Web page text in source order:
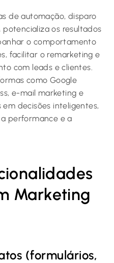
de automação, disparo
potencializa os resultados
o comportamento
facilitar o remarketing e
com leads e clientes.
como Google
e-mail marketing e
decisões inteligentes,
performance e a
Marketing
(formulários,